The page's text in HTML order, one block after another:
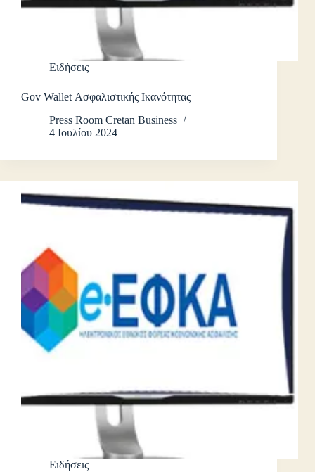
Ειδήσεις
Gov Wallet Ασφαλιστικής Ικανότητας
Press Room Cretan Business
4 Ιουλίου 2024
Ειδήσεις